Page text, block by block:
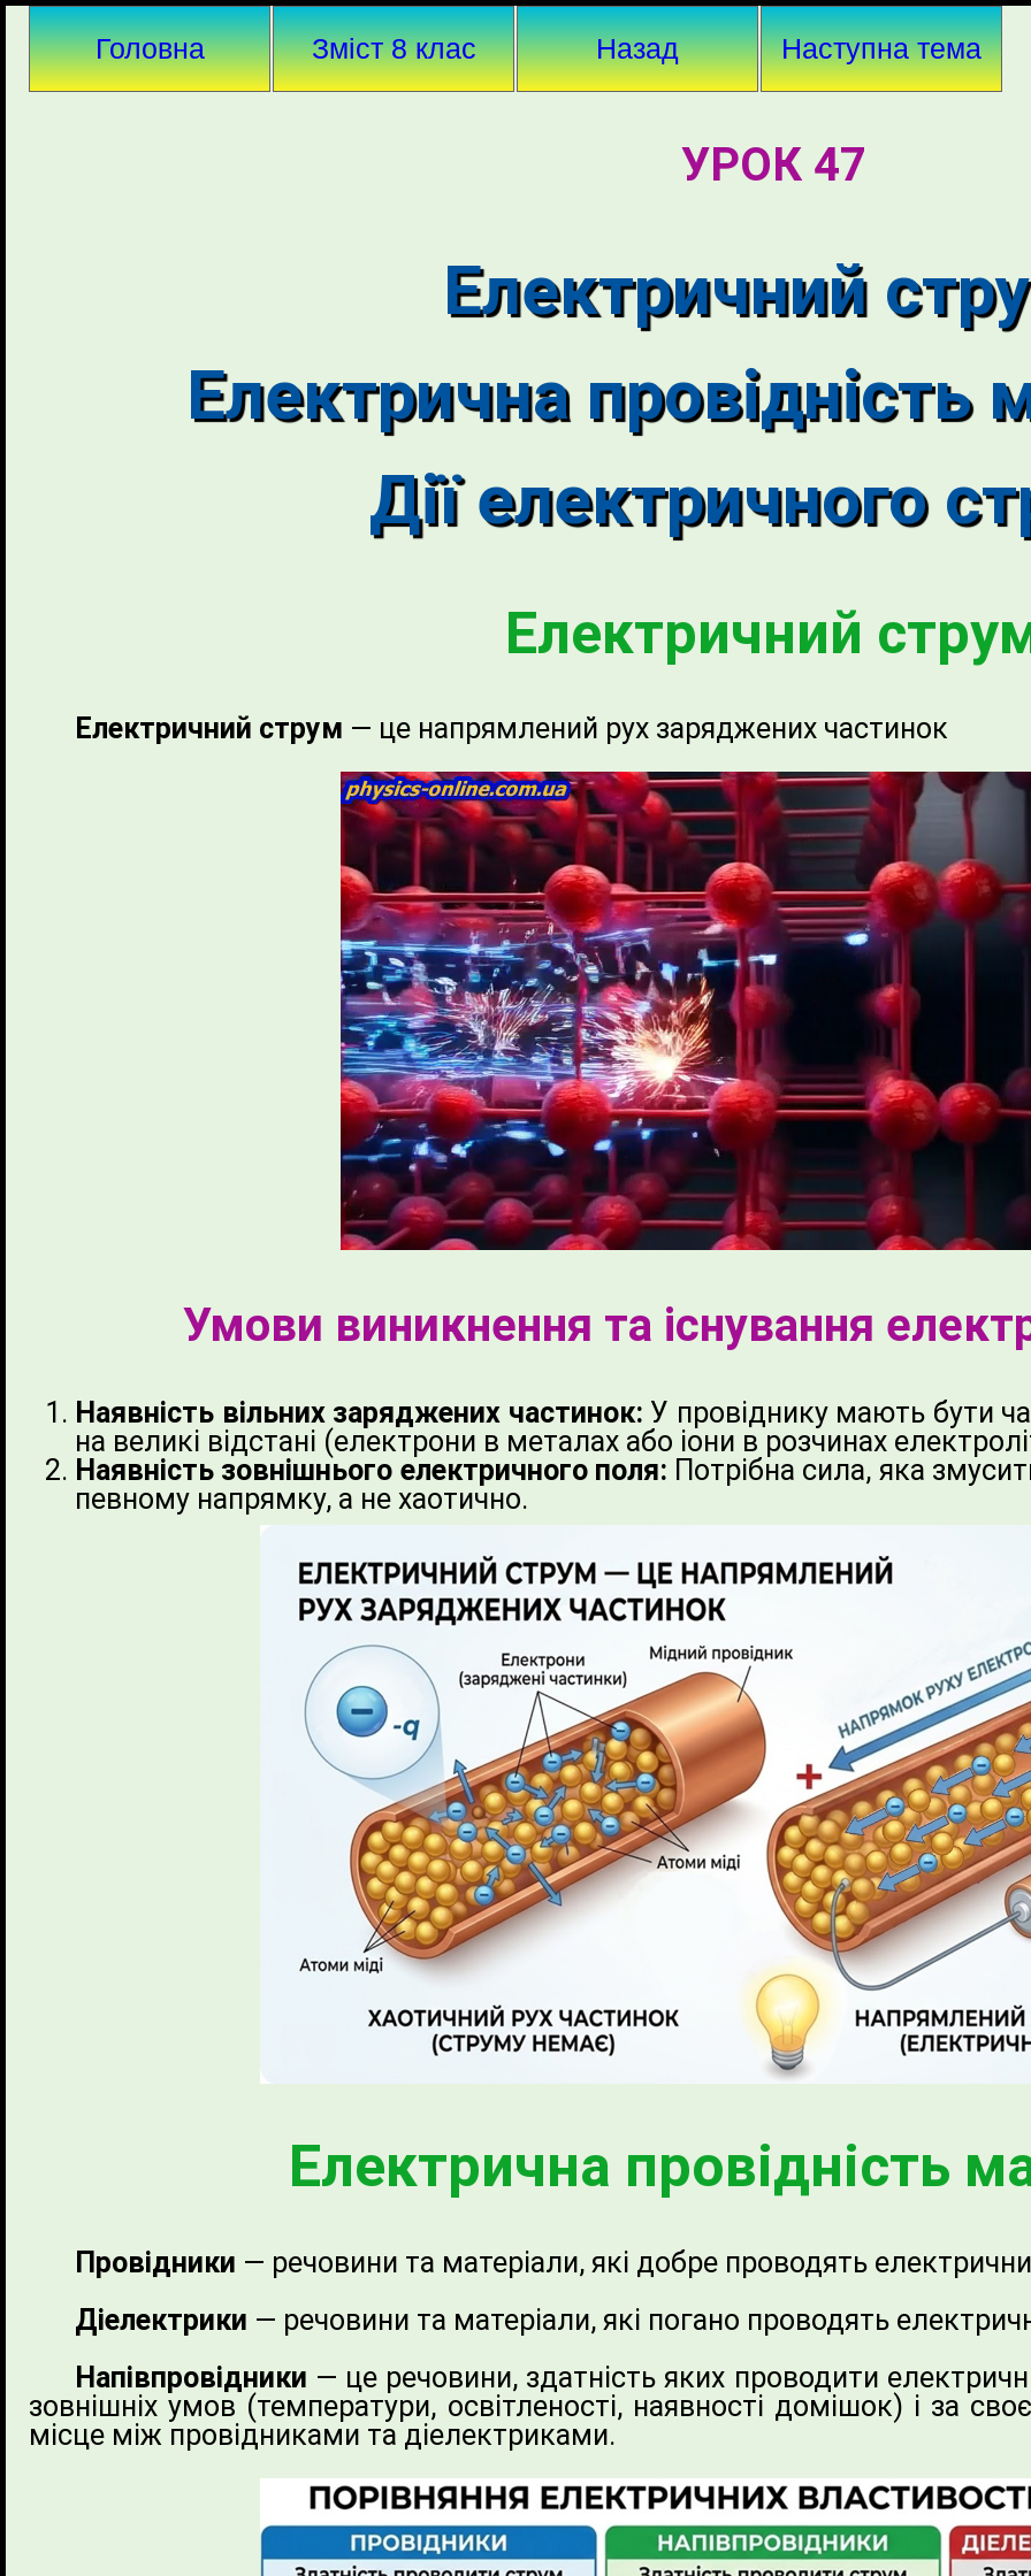
Головна Зміст 8 клас Назад Наступна тема
УРОК 47
Електричний
Електрична провідність
Дії електричного
Електричний
Електричний струм — це напрямлений рух заряджених частинок
Умови виникнення та існування
Наявність вільних заряджених частинок: У провіднику мають бути
на великі відстані (електрони в металах або іони в розчинах
Наявність зовнішнього електричного поля: Потрібна сила, яка
певному напрямку, а не хаотично.
Електрична провідність
Провідники — речовини та матеріали, які добре проводять
Діелектрики — речовини та матеріали, які погано проводять
Напівпровідники — це речовини, здатність яких проводити
зовнішніх умов (температури, освітленості, наявності домішок) і за
місце між провідниками та діелектриками.